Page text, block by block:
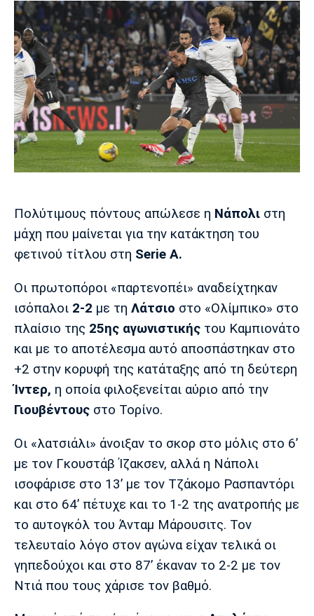
Κύπελλο
Διαιτησία
Ποδόσφαιρο Γυναικών
Α2 Μπάσκετ
FIBA World Cup 2023
Smartphones
Σινεμά
Ευ ζην
Βιβλίο
Μουσική
Πολιτισμός
Η Εφημερίδα
Πρωτοσέλιδα
Έντυπη έκδοση
Στήλες
Τραγούδια
Running
Παρασκήνιο
Πρόγραμμα TV
Απόλλων
Σμύρνης
Άρης ΟΦΗ
Παναχαϊκή Ηρακλής Βόλος
Μπαρτσελόνα
Ρεάλ
Ατλέτικο
Μαδρίτης
Μάντσεστερ
Γιουνάιτεντ
Τσέλσι Άρσεναλ
Λίβερπουλ
Μάντσεστερ
Σίτι
Γιουβέντους
Ίντερ Μίλαν Μπάγερν
Μπορούσια
Παρί Σεν
Μαρσέιγ
Πολύτιμους πόντους απώλεσε η Νάπολι στη
μάχη που μαίνεται για την κατάκτηση του
φετινού τίτλου στη Serie A.
Οι πρωτοπόροι «παρτενοπέι» αναδείχτηκαν
ισόπαλοι 2-2 με τη Λάτσιο στο «Ολίμπικο» στο
πλαίσιο της 25ης αγωνιστικής του Καμπιονάτο
και με το αποτέλεσμα αυτό αποσπάστηκαν στο
+2 στην κορυφή της κατάταξης από τη δεύτερη
Ίντερ, η οποία φιλοξενείται αύριο από την
Γιουβέντους στο Τορίνο.
Οι «λατσιάλι» άνοιξαν το σκορ στο μόλις στο 6’
με τον Γκουστάβ Ίζακσεν, αλλά η Νάπολι
ισοφάρισε στο 13’ με τον Τζάκομο Ρασπαντόρι
και στο 64’ πέτυχε και το 1-2 της ανατροπής με
το αυτογκόλ του Άνταμ Μάρουσιτς. Τον
τελευταίο λόγο στον αγώνα είχαν τελικά οι
γηπεδούχοι και στο 87’ έκαναν το 2-2 με τον
Ντιά που τους χάρισε τον βαθμό.